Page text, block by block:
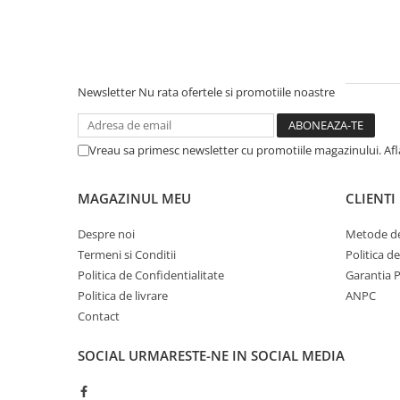
Newsletter Nu rata ofertele si promotiile noastre
Vreau sa primesc newsletter cu promotiile magazinului.
MAGAZINUL MEU
Despre noi
Termeni si Conditii
Politica de Confidentialitate
Politica de livrare
Contact
CLIENTI
Metode
Politica
Garantia
ANPC
SOCIAL URMARESTE-NE IN SOCIAL MEDIA